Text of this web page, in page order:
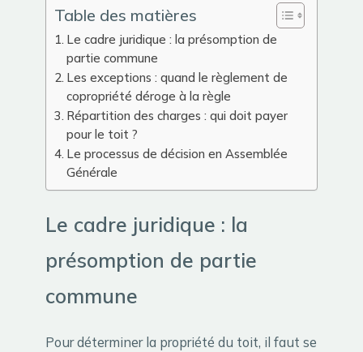
Table des matières
Le cadre juridique : la présomption de
partie commune
Les exceptions : quand le règlement de
copropriété déroge à la règle
Répartition des charges : qui doit payer
pour le toit ?
Le processus de décision en Assemblée
Générale
Le cadre juridique : la
présomption de partie
commune
Pour déterminer la propriété du toit, il faut se